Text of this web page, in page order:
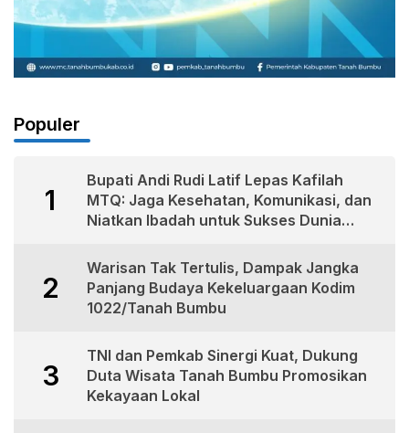
Populer
1
Bupati Andi Rudi Latif Lepas Kafilah
MTQ: Jaga Kesehatan, Komunikasi, dan
Niatkan Ibadah untuk Sukses Dunia
2
Warisan Tak Tertulis, Dampak Jangka
Panjang Budaya Kekeluargaan Kodim
1022/Tanah Bumbu
3
TNI dan Pemkab Sinergi Kuat, Dukung
Duta Wisata Tanah Bumbu Promosikan
Kekayaan Lokal